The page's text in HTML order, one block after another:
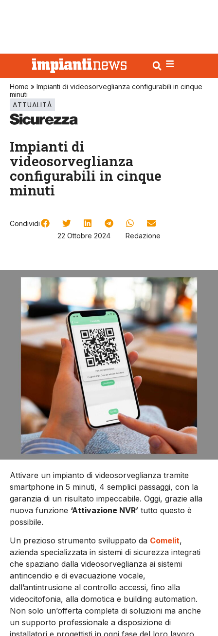
Home » Impianti di videosorveglianza configurabili in cinque
minuti
ATTUALITÀ
Impianti di
videosorveglianza
configurabili in cinque
minuti
Condividi
22 Ottobre 2024
Redazione
Attivare un impianto di videosorveglianza tramite
smartphone in 5 minuti, 4 semplici passaggi, con la
garanzia di un risultato impeccabile. Oggi, grazie alla
nuova funzione ‘Attivazione NVR’ tutto questo è
possibile.
Un prezioso strumento sviluppato da Comelit,
azienda specializzata in sistemi di sicurezza integrati
che spaziano dalla videosorveglianza ai sistemi
antincendio e di evacuazione vocale,
dall’antintrusione al controllo accessi, fino alla
videocitofonia, alla domotica e building automation.
Non solo un’offerta completa di soluzioni ma anche
un supporto professionale a disposizione di
installatori e progettisti in ogni fase del loro lavoro,